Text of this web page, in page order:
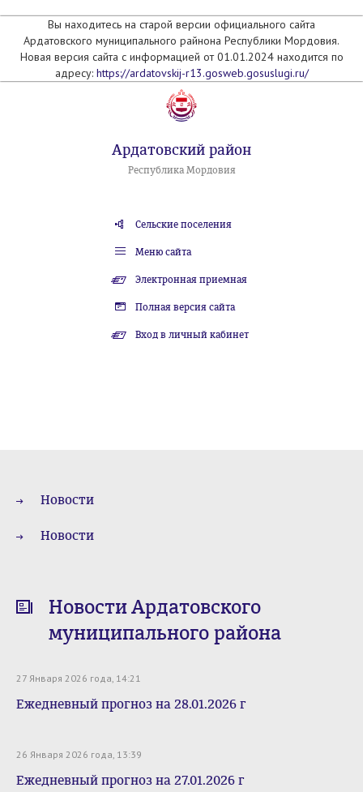
Вы находитесь на старой версии официального сайта
Ардатовского муниципального райнона Республики Мордовия.
Новая версия сайта с информацией от 01.01.2024 находится по
адресу: https://ardatovskij-r13.gosweb.gosuslugi.ru/
Ардатовский район
Республика Мордовия
Сельские поселения
Меню сайта
Электронная приемная
Полная версия сайта
Вход в личный кабинет
Новости
Новости
Новости Ардатовского
муниципального района
27 Января 2026 года, 14:21
Ежедневный прогноз на 28.01.2026 г
26 Января 2026 года, 13:39
Ежедневный прогноз на 27.01.2026 г